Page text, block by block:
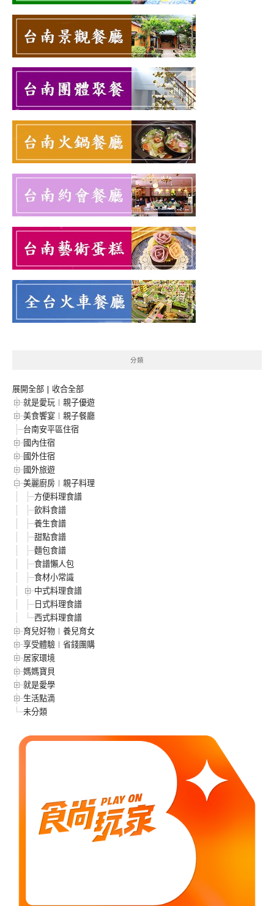
分類
展開全部 | 收合全部
就是愛玩︱親子優遊
美食饗宴︱親子餐廳
台南安平區住宿
國內住宿
國外住宿
國外旅遊
美麗廚房︱親子料理
方便料理食譜
飲料食譜
養生食譜
甜點食譜
麵包食譜
食譜懶人包
食材小常識
中式料理食譜
日式料理食譜
西式料理食譜
育兒好物︱養兒育女
享受體驗︱省錢團購
居家環境
媽媽寶貝
就是愛學
生活點滴
未分類